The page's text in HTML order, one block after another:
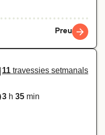
Preu
11 travessies setmanals
3 h 35 min